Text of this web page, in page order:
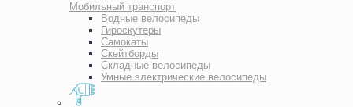
Мобильный транспорт
Водные велосипеды
Гироскутеры
Самокаты
Скейтборды
Складные велосипеды
Умные электрические велосипеды